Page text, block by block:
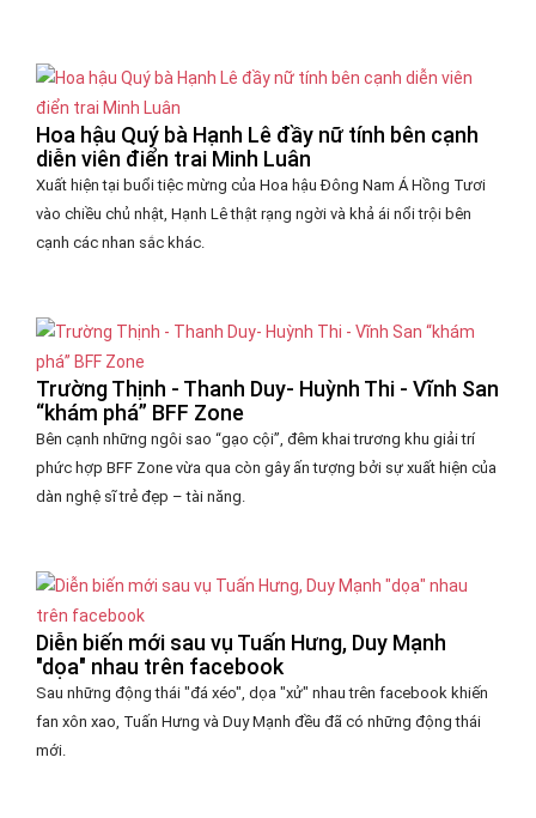
Hoa hậu Quý bà Hạnh Lê đầy nữ tính bên cạnh
diễn viên điển trai Minh Luân
Xuất hiện tại buổi tiệc mừng của Hoa hậu Đông Nam Á Hồng Tươi
vào chiều chủ nhật, Hạnh Lê thật rạng ngời và khả ái nổi trội bên
cạnh các nhan sắc khác.
Trường Thịnh - Thanh Duy- Huỳnh Thi - Vĩnh San
“khám phá” BFF Zone
Bên cạnh những ngôi sao “gạo cội”, đêm khai trương khu giải trí
phức hợp BFF Zone vừa qua còn gây ấn tượng bởi sự xuất hiện của
dàn nghệ sĩ trẻ đẹp – tài năng.
Diễn biến mới sau vụ Tuấn Hưng, Duy Mạnh
"dọa" nhau trên facebook
Sau những động thái "đá xéo", dọa "xử" nhau trên facebook khiến
fan xôn xao, Tuấn Hưng và Duy Mạnh đều đã có những động thái
mới.